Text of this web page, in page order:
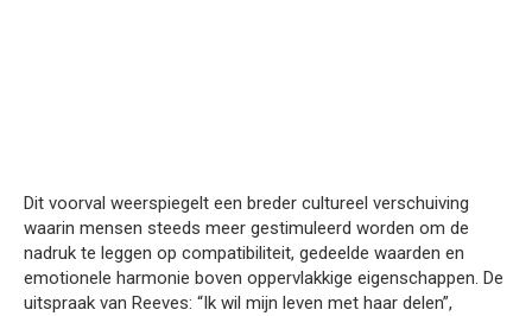
Dit voorval weerspiegelt een breder cultureel verschuiving
waarin mensen steeds meer gestimuleerd worden om de
nadruk te leggen op compatibiliteit, gedeelde waarden en
emotionele harmonie boven oppervlakkige eigenschappen. De
uitspraak van Reeves: “Ik wil mijn leven met haar delen”,